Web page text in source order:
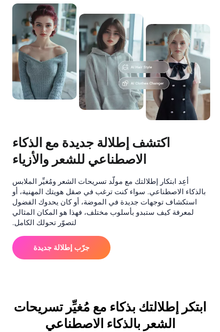
اكتشف إطلالة جديدة مع الذكاء
الاصطناعي للشعر والأزياء
أعِد ابتكار إطلالتك مع مولّد تسريحات الشعر ومُغيِّر الملابس
بالذكاء الاصطناعي. سواء كنت ترغب في صقل هويتك المهنية، أو
استكشاف توجهات جديدة في الموضة، أو كان يحدوك الفضول
لمعرفة كيف ستبدو بأسلوب مختلف، فهذا هو المكان المثالي
لتصوّر تحولك الكامل.
جرّب إطلالة جديدة
ابتكر إطلالتك بذكاء مع مُغيِّر تسريحات
الشعر بالذكاء الاصطناعي